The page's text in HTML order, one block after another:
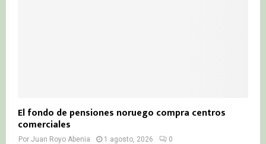
El fondo de pensiones noruego compra centros
comerciales
Por Juan Royo Abenia 1 agosto, 2026 0